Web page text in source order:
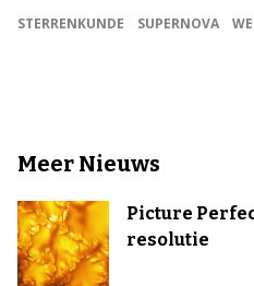
STERRENKUNDE
SUPERNOVA
Meer Nieuws
Picture
resolutie